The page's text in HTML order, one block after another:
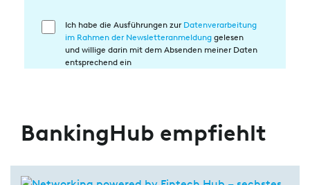
Einwilligung
Ich habe die Ausführungen zur Datenverarbeitung
im Rahmen der Newsletteranmeldung gelesen
und willige darin mit dem Absenden meiner Daten
entsprechend ein
BankingHub empfiehlt